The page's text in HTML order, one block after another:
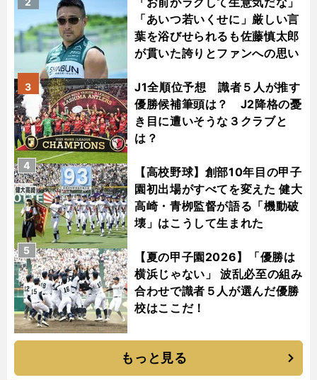
「あいつ若いくせに」厳しい言
葉を浴びせられるも佐藤慎太郎
が貫いた誇りとファンへの思い
J1全順位予想 識者５人が推す
優勝候補筆頭は？ J2降格の憂
き目に遭いそうな３クラブと
は？
3
【高校野球】創部10年目の甲子
園初出場がすべてを変えた 健大
高崎・青栁監督が語る「機動破
壊」はこうして生まれた
4
【夏の甲子園2026】「優勝は
横浜じゃない」 波乱必至の組み
合わせで識者５人が選んだ優勝
校はここだ！
5
もっと見る